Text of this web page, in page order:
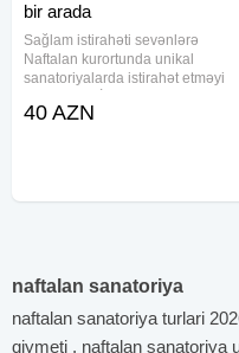
bir arada
Sağlam istirahəti sevənlərə
Naftalan kurortunda unikal
sanatoriyalarda istirahət etməyi
Sağlamlıq və istirahətin ən fərqli
40 AZN
naftalan sanatoriya
naftalan sanatoriya turlari
qiymeti , naftalan sanatoriya